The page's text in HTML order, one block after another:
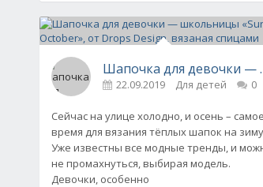
Шапочка для девочки —
22.09.2019 Для детей 0
Сейчас на улице холодно, и осень – самое
время для вязания тёплых шапок на
Уже известны все модные тренды, и
не промахнуться, выбирая модель.
Девочки, особенно